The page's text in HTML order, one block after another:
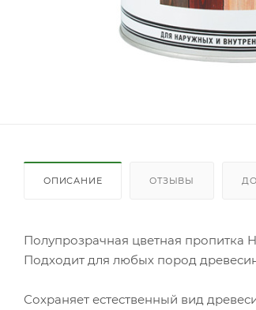
ОПИСАНИЕ ОТЗЫВЫ
Полупрозрачная цветная пропитка
Подходит для любых пород
Сохраняет естественный вид